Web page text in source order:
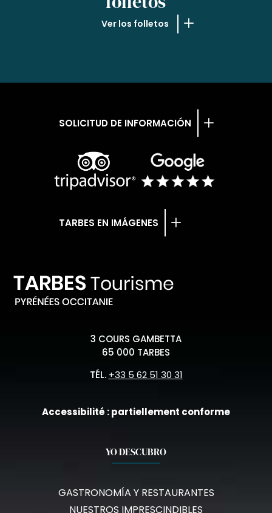
Ver los folletos
SOLICITUD DE INFORMACIÓN
TARBES EN IMÁGENES
3 COURS GAMBETTA
65 000 TARBES
TÉL. +33 5 62 51 30 31
Accessibilité : partiellement conforme
YO DESCUBRO
GASTRONOMÍA Y RESTAURANTES
NUESTROS IMPRESCINDIBLES